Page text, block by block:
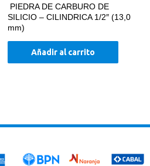
PIEDRA DE CARBURO DE
SILICIO – CILINDRICA 1/2″ (13,0
mm)
Añadir al carrito